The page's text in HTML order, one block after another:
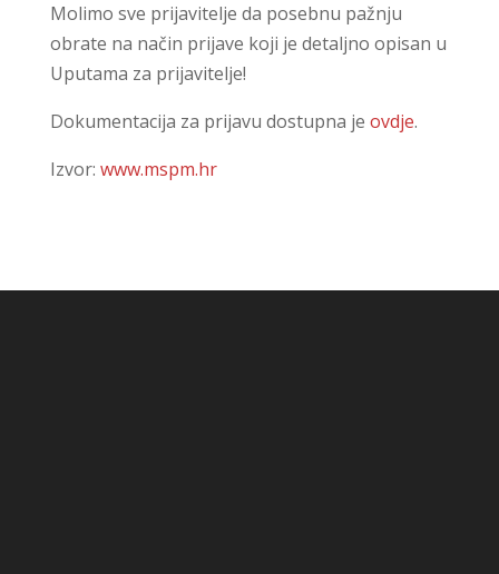
Molimo sve prijavitelje da posebnu pažnju
obrate na način prijave koji je detaljno opisan u
Uputama za prijavitelje!
Dokumentacija za prijavu dostupna je ovdje.
Izvor: www.mspm.hr